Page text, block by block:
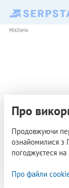
РЕКЛАМА
Про
Продовжуючи
ознайомилися з
погоджуєтеся
Про файли